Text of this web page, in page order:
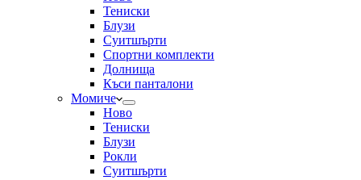
Тениски
Блузи
Суитшърти
Спортни комплекти
Долнища
Къси панталони
Момиче
Ново
Тениски
Блузи
Рокли
Суитшърти